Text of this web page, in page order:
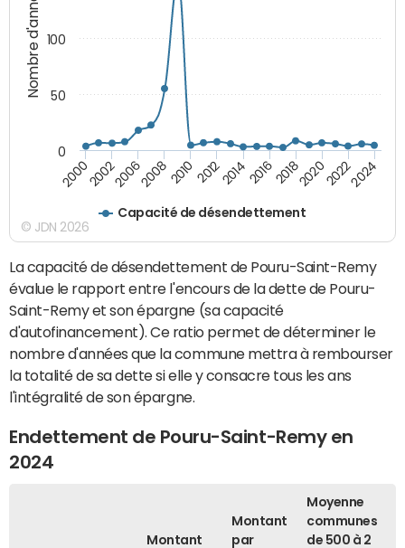
Nombre d'années
Capacité de désendettement
20002002200620082010 2012201420162018202020222024
0
50
100
© JDN 2026
La capacité de désendettement de Pouru-Saint-Remy
évalue le rapport entre l'encours de la dette de Pouru-
Saint-Remy et son épargne (sa capacité
d'autofinancement). Ce ratio permet de déterminer le
nombre d'années que la commune mettra à rembourser
la totalité de sa dette si elle y consacre tous les ans
l'intégralité de son épargne.
Endettement de Pouru-Saint-Remy en
2024
Montant
Montant
par
Moyenne
communes
de 500 à 2